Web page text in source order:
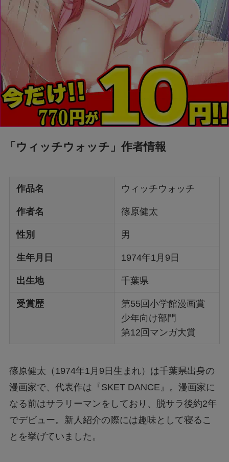
「ウィッチウォッチ」作者情報
作品名 ウィッチウォッチ
作者名 篠原健太
性別 男
生年月日 1974年1月9日
出生地 千葉県
受賞歴
第55回小学館漫画賞
少年向け部門
第12回マンガ大賞
篠原健太（1974年1月9日生まれ）は千葉県出身の
漫画家で、代表作は『SKET DANCE』。漫画家に
なる前はサラリーマンをしており、脱サラ後約2年
でデビュー。新人紹介の際には趣味として寝るこ
とを挙げていました。